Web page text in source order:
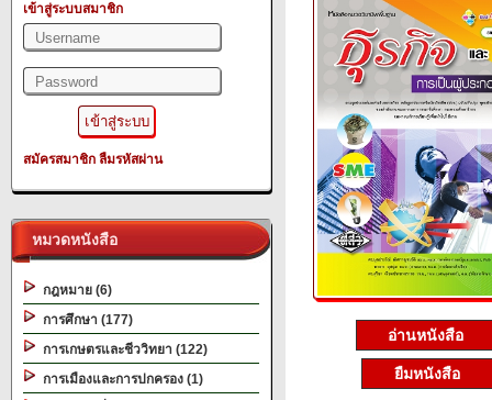
เข้าสู่ระบบสมาชิก
สมัครสมาชิก ลืมรหัสผ่าน
หมวดหนังสือ
กฎหมาย (6)
การศึกษา (177)
การเกษตรและชีววิทยา (122)
การเมืองและการปกครอง (1)
อ่านหนังสือ
ยืมหนังสือ